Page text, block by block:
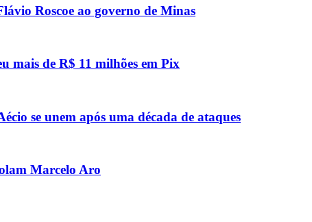
Roscoe ao governo de Minas
mais de R$ 11 milhões em Pix
se unem após uma década de ataques
Marcelo Aro